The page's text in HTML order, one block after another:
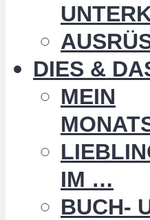
DIES &
MEIN
IM …
BUCH-